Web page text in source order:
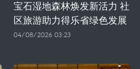
宝石湿地森林焕发新活力 社
区旅游助力得乐省绿色发展
04/08/2026 03:23